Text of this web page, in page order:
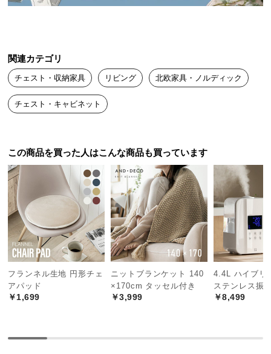
い
て
大
品
の
に
つ
い
て
中
型
商
関連カテゴリ
チェスト・収納家具 リビング 北欧家具・ノルディック
チェスト・キャビネット
この商品を買った人はこんな商品も買っています
フランネル生地 円形チェ
アパッド
￥1,699
ニットブランケット 140
×170cm タッセル付き
￥3,999
4.4L ハイブリ
ステンレス振
￥8,499